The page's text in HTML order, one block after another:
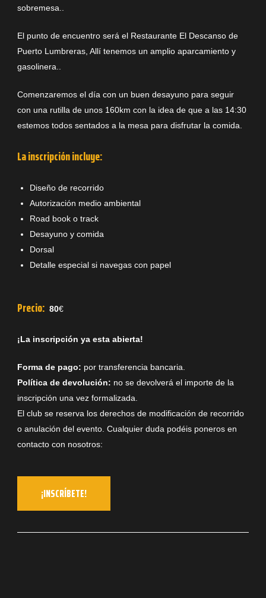
sobremesa..
El punto de encuentro será el Restaurante El Descanso de
Puerto Lumbreras, Allí tenemos un amplio aparcamiento y
gasolinera..
Comenzaremos el día con un buen desayuno para seguir
con una rutilla de unos 160km con la idea de que a las 14:30
estemos todos sentados a la mesa para disfrutar la comida.
La inscripción incluye:
Diseño de recorrido
Autorización medio ambiental
Road book o track
Desayuno y comida
Dorsal
Detalle especial si navegas con papel
Precio: 80€
¡La inscripción ya esta abierta!
Forma de pago: por transferencia bancaria.
Política de devolución: no se devolverá el importe de la
inscripción una vez formalizada.
El club se reserva los derechos de modificación de recorrido
o anulación del evento. Cualquier duda podéis poneros en
contacto con nosotros:
¡INSCRÍBETE!